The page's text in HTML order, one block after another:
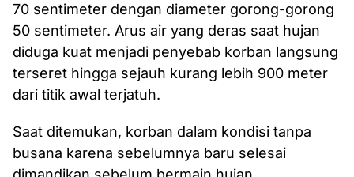
70 sentimeter dengan diameter gorong-gorong
50 sentimeter. Arus air yang deras saat hujan
diduga kuat menjadi penyebab korban langsung
terseret hingga sejauh kurang lebih 900 meter
dari titik awal terjatuh.
Saat ditemukan, korban dalam kondisi tanpa
busana karena sebelumnya baru selesai